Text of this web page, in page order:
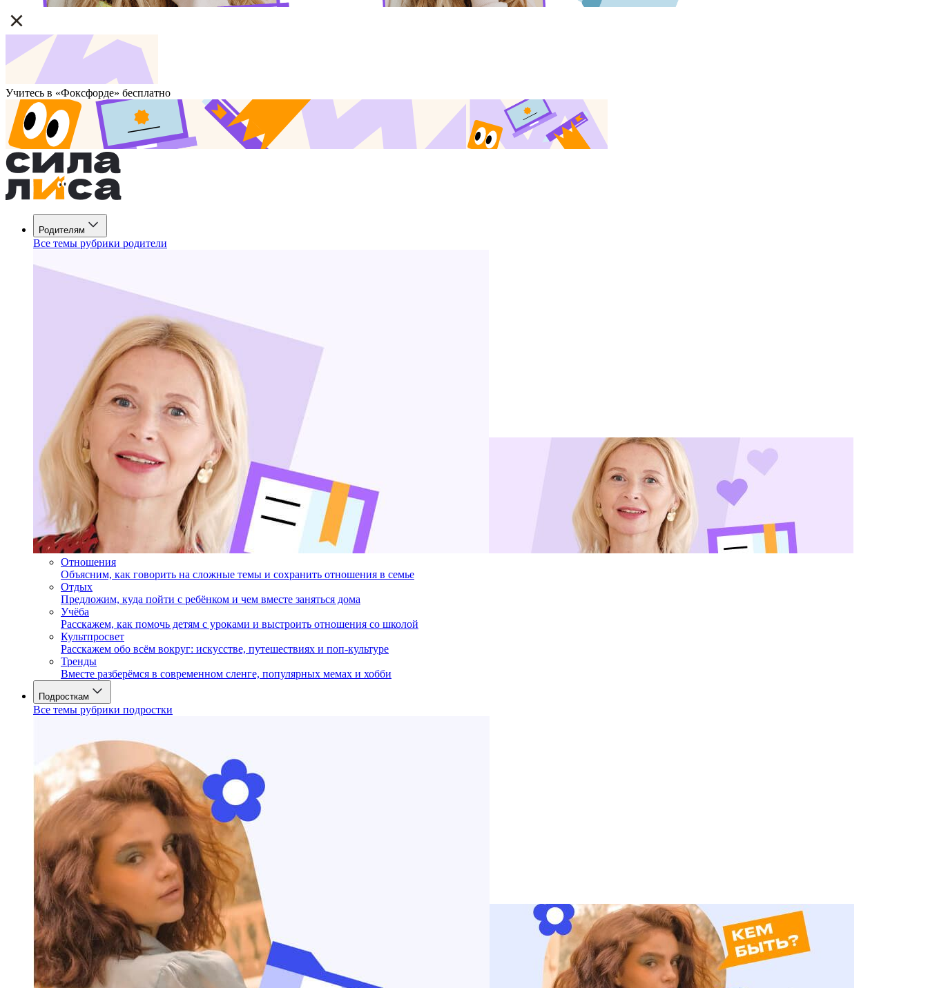
Учитесь в «Фоксфорде» бесплатно
Родителям
Все темы рубрики родители
Отношения
Объясним, как говорить на сложные темы и сохранить отношения в семье
Отдых
Предложим, куда пойти с ребёнком и чем вместе заняться дома
Учёба
Расскажем, как помочь детям с уроками и выстроить отношения со школой
Культпросвет
Расскажем обо всём вокруг: искусстве, путешествиях и поп-культуре
Тренды
Вместе разберёмся в современном сленге, популярных мемах и хобби
Подросткам
Все темы рубрики подростки